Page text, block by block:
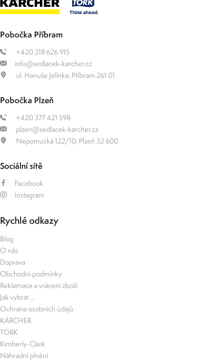
Pobočka Příbram
+420 318 626 915
info@sedlacek-karcher.cz
ul. Hanuše Jelínka, Příbram 261 01
Pobočka Plzeň
+420 377 421 598
plzen@sedlacek-karcher.cz
Nepomucká 122/10, Plzeň 32 600
Sociální sítě
Facebook
Instagram
Rychlé odkazy
Blog
O nás
Doprava
Obchodní podmínky
Reklamace a vrácení zboží
Jak vybrat ...
Ochrana osobních údajů
KÄRCHER
TORK
Kimberly-Clark
Náhradní plnění